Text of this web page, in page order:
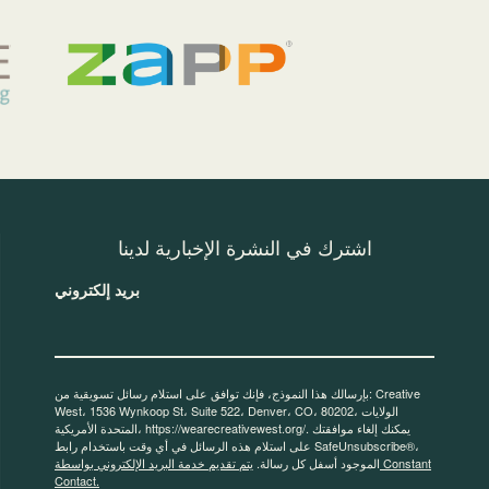
اشترك في النشرة الإخبارية لدينا
بريد إلكتروني
بإرسالك هذا النموذج، فإنك توافق على استلام رسائل تسويقية من: Creative
West، 1536 Wynkoop St، Suite 522، Denver، CO، 80202، الولايات
المتحدة الأمريكية، https://wearecreativewest.org/. يمكنك إلغاء موافقتك
على استلام هذه الرسائل في أي وقت باستخدام رابط SafeUnsubscribe®،
الموجود أسفل كل رسالة. يتم تقديم خدمة البريد الإلكتروني بواسطة Constant
Contact.